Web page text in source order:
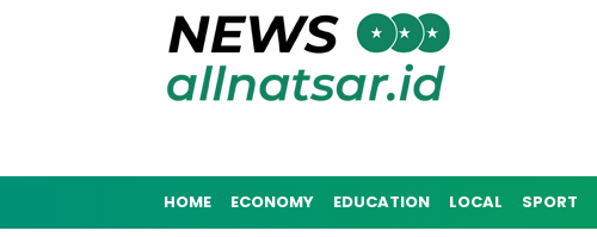
HOME ECONOMY EDUCATION LOCAL SPORT